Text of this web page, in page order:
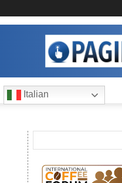
Italian